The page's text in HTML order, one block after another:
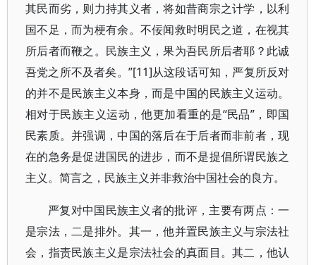
其民而劣，则力持其义者，将如昔商宗之计学，以利
国不足，而为梗有余。不佞闻救时明民之道，在视其
所后者而鞭之。民族主义，果为吾民所后者耶？此诚
吾党之所不及者矣。”[11]从这段话可知，严复所反对
的并不是民族主义本身，而是中国的民族主义运动。
相对于民族主义运动，他更加看重的是“民品”，即国
民素质。并强调，中国的落后在于后者而非前者，现
在的急务是促进国民的进步，而不是提倡所谓民族之
主义。简言之，民族主义并非救治中国社会的良方。
严复对中国民族主义者的批评，主要有两点：一
是宗法，二是排外。其一，他并置民族主义与宗法社
会，指责民族主义是宗法社会的真面目。其二，他认